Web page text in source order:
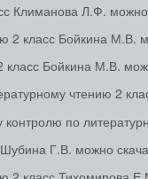
Климанова Л.Ф. можно
2 класс Бойкина М.В.
Бойкина М.В.
чтению 2
по
Г.В. можно